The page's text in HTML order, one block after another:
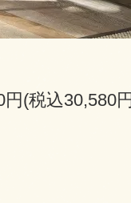
円(税込30,580